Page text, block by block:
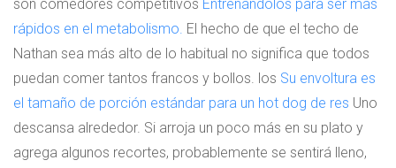
son comedores competitivos Entrenándolos para ser más
rápidos en el metabolismo. El hecho de que el techo de
Nathan sea más alto de lo habitual no significa que todos
puedan comer tantos francos y bollos. los Su envoltura es
el tamaño de porción estándar para un hot dog de res Uno
descansa alrededor. Si arroja un poco más en su plato y
agrega algunos recortes, probablemente se sentirá lleno,